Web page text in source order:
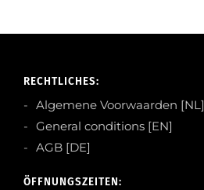
RECHTLICHES:
Algemene Voorwaarden [NL]
General conditions [EN]
AGB [DE]
ÖFFNUNGSZEITEN: